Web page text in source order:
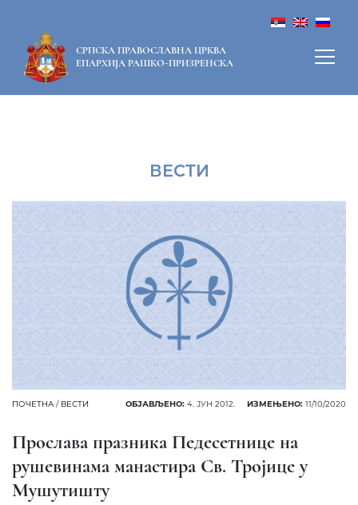
СРПСКА ПРАВОСЛАВНА ЦРКВА
ЕПАРХИЈА РАШКО-ПРИЗРЕНСКА
ВЕСТИ
ПОЧЕТНА / ВЕСТИ ОБЈАВЉЕНО: 4. ЈУН 2012. ИЗМЕЊЕНО: 11/10/2020
Прослава празника Педесетнице на
рушевинама манастира Св. Тројице у
Мушутишту